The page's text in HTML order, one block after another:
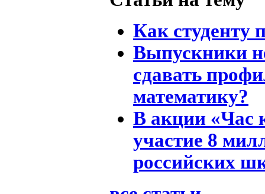
Как студенту
Выпускники
сдавать
математику?
В акции «Час
участие 8
российских